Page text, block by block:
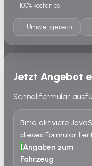
100% kostenlos
Umweltgerecht
Jetzt Angebot
Schnellformular
Bitte aktiviere
dieses Formular
1Angaben zum
Fahrzeug